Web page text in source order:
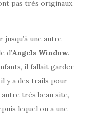
pas très originaux
une autre
d’Angels Window.
il fallait garder
il y a des trails pour
très beau site,
lequel on a une